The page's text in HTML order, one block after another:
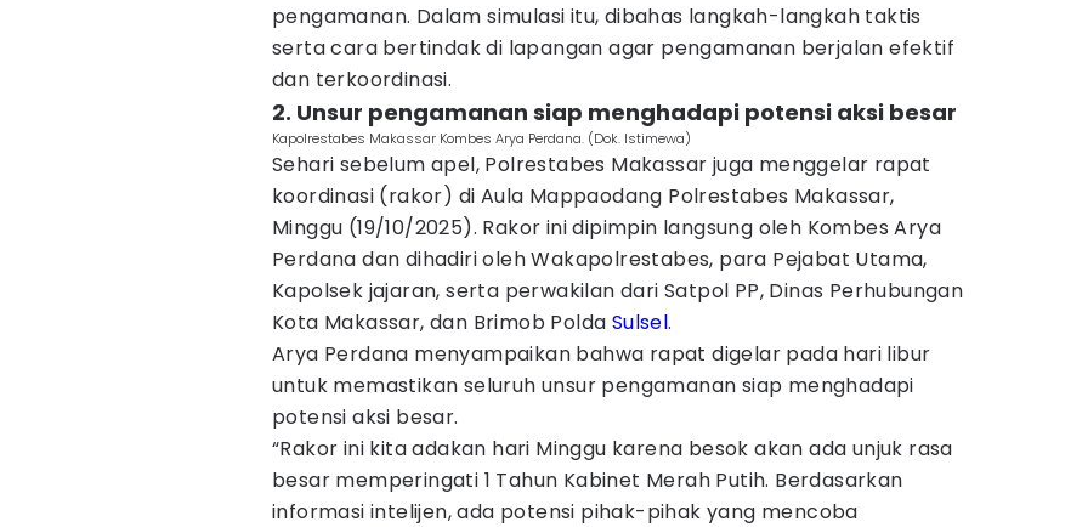
pengamanan. Dalam simulasi itu, dibahas langkah-langkah taktis
serta cara bertindak di lapangan agar pengamanan berjalan efektif
dan terkoordinasi.
2. Unsur pengamanan siap menghadapi potensi aksi besar
Kapolrestabes Makassar Kombes Arya Perdana. (Dok. Istimewa)
Sehari sebelum apel, Polrestabes Makassar juga menggelar rapat
koordinasi (rakor) di Aula Mappaodang Polrestabes Makassar,
Minggu (19/10/2025). Rakor ini dipimpin langsung oleh Kombes Arya
Perdana dan dihadiri oleh Wakapolrestabes, para Pejabat Utama,
Kapolsek jajaran, serta perwakilan dari Satpol PP, Dinas Perhubungan
Kota Makassar, dan Brimob Polda Sulsel.
Arya Perdana menyampaikan bahwa rapat digelar pada hari libur
untuk memastikan seluruh unsur pengamanan siap menghadapi
potensi aksi besar.
“Rakor ini kita adakan hari Minggu karena besok akan ada unjuk rasa
besar memperingati 1 Tahun Kabinet Merah Putih. Berdasarkan
informasi intelijen, ada potensi pihak-pihak yang mencoba